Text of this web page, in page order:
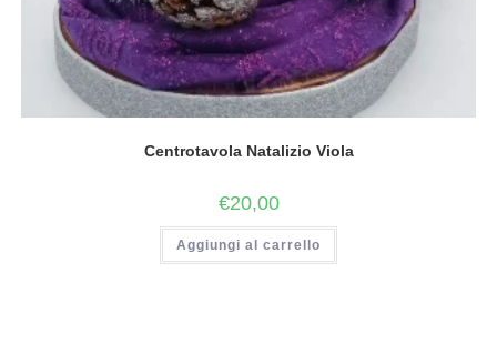
Centrotavola Natalizio Viola
€20,00
Aggiungi al carrello